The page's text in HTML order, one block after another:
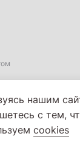
данных
нашим
с тем,
cookies